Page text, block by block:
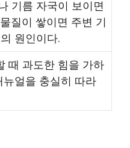
기름 자국이 보이면
질이 쌓이면 주변 기
원인이다.
때 과도한 힘을 가하
얼을 충실히 따라